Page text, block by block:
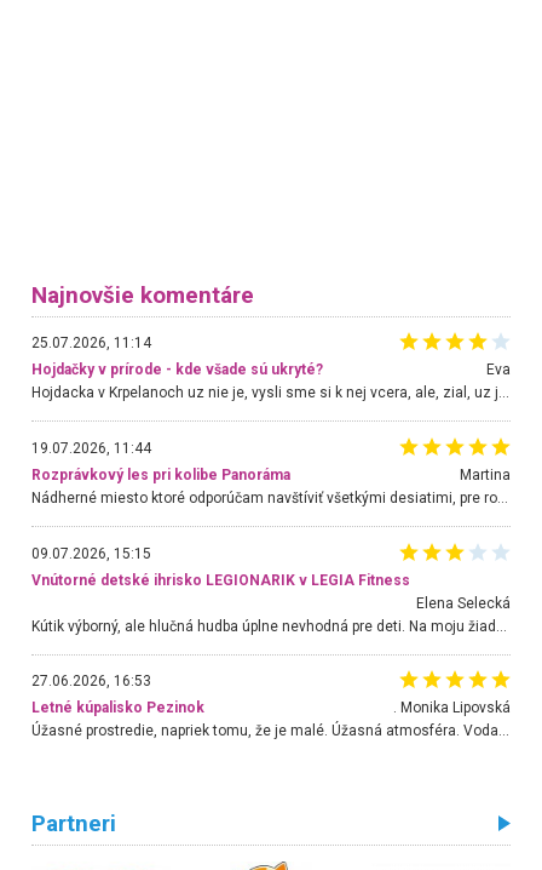
Najnovšie komentáre
25.07.2026, 11:14
Hojdačky v prírode - kde všade sú ukryté?
Eva
Hojdacka v Krpelanoch uz nie je, vysli sme si k nej vcera, ale, zial, uz je znicena. Ak sem planujete cestu len kvoli hojdacke, mozete si ju usetrit. Krasny vyhlad je tu vsak aj bez hojdacky :-)
19.07.2026, 11:44
Rozprávkový les pri kolibe Panoráma
Martina
Nádherné miesto ktoré odporúčam navštíviť všetkými desiatimi, pre rodiny s deťmi, dôchodcom... Proste a jednoducho ozaj rozprávkový les.. určite ešte prídeme. Odniesli sme si na pamiatku krásne tričká,
09.07.2026, 15:15
Vnútorné detské ihrisko LEGIONARIK v LEGIA Fitness
Elena Selecká
27.06.2026, 16:53
Letné kúpalisko Pezinok
. Monika Lipovská
Úžasné prostredie, napriek tomu, že je malé. Úžasná atmosféra. Voda fantastická a nádherná. Ľudí je pomerne veľa, ale su mili a ohľaduplní. Je veľmi zaujímavé sledovať, ako dokážu spolu športovať cudzí ľudia a bez ohľadu na vek. Vládne tu pohoda. Vnuka neviem dostať z vody. Ďakujem za krásny deň . Urcite sa sem vrátim. Jediný problém je s parkovaním, ale aj ten sa mi podarilo vyriešiť. Monika Bratislava
Partneri